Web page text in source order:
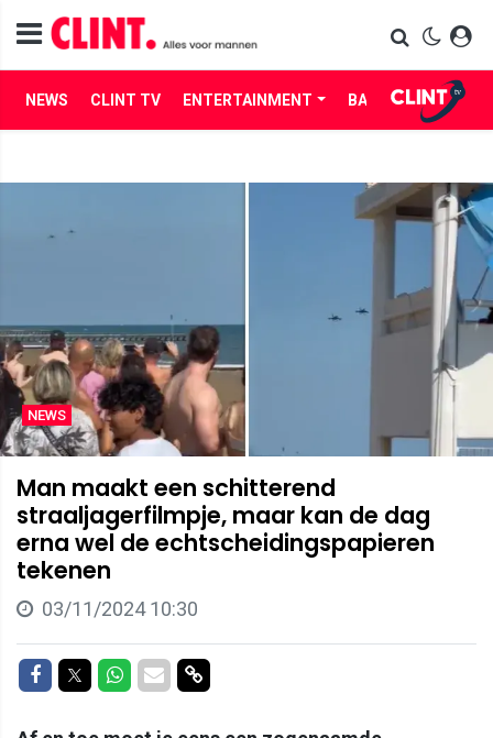
NEWS CLINT TV ENTERTAINMENT BABES LIFE
NEWS
Man maakt een schitterend
straaljagerfilmpje, maar kan de dag
erna wel de echtscheidingspapieren
tekenen
03/11/2024 10:30
Delen op Facebook
Delen op Twitter
Delen op Whatsapp
Delen via Mail
Delen via link